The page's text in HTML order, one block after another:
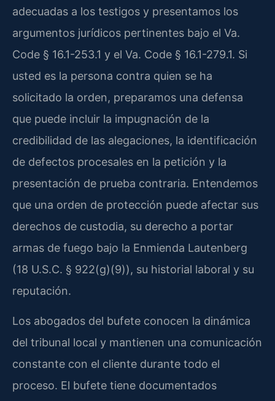
adecuadas a los testigos y presentamos los
argumentos jurídicos pertinentes bajo el Va.
Code § 16.1-253.1 y el Va. Code § 16.1-279.1. Si
usted es la persona contra quien se ha
solicitado la orden, preparamos una defensa
que puede incluir la impugnación de la
credibilidad de las alegaciones, la identificación
de defectos procesales en la petición y la
presentación de prueba contraria. Entendemos
que una orden de protección puede afectar sus
derechos de custodia, su derecho a portar
armas de fuego bajo la Enmienda Lautenberg
(18 U.S.C. § 922(g)(9)), su historial laboral y su
reputación.
Los abogados del bufete conocen la dinámica
del tribunal local y mantienen una comunicación
constante con el cliente durante todo el
proceso. El bufete tiene documentados